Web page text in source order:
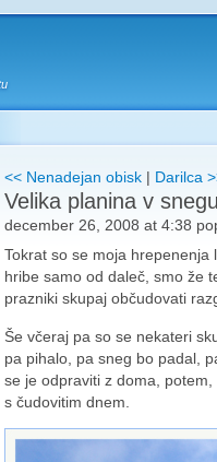
<< Nenadejan obisk | Darilca
Velika planina v
december 26, 2008 at 4:38
Tokrat so se moja
hribe samo od daleč, smo že
prazniki skupaj občudovati
Še včeraj pa so se nekateri
pa pihalo, pa sneg bo padal,
se je odpraviti z doma,
s čudovitim dnem.